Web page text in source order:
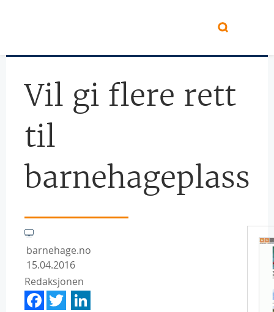
Vil gi flere rett
til
barnehageplass
barnehage.no
15.04.2016
Redaksjonen
Facebook
Twitter